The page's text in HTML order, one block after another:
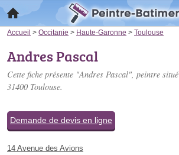
Accueil > Occitanie > Haute-Garonne > Toulouse
Andres Pascal
Cette fiche présente "Andres Pascal", peintre situé
31400 Toulouse.
Demande de devis en ligne
14 Avenue des Avions